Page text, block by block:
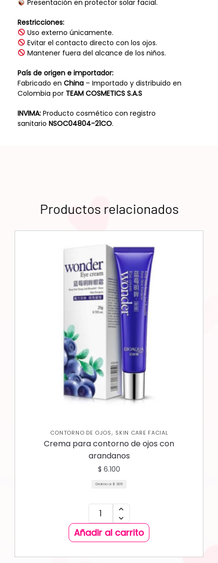
Presentación en protector solar facial.
Restricciones:
Uso externo únicamente.
Evitar el contacto directo con los ojos.
Mantener fuera del alcance de los niños.
País de origen e importador:
Fabricado en China– Importado y distribuido en
Colombia por TEAM COSMETICS S.A.S
INVIMA:Producto cosmético con registro
sanitario NSOC04804-21CO.
Productos relacionados
CONTORNO DE OJOS, SKIN CARE FACIAL
Crema para contorno de ojos con
arandanos
$ 6.100
Gramo a: $ 305
Añadir al carrito